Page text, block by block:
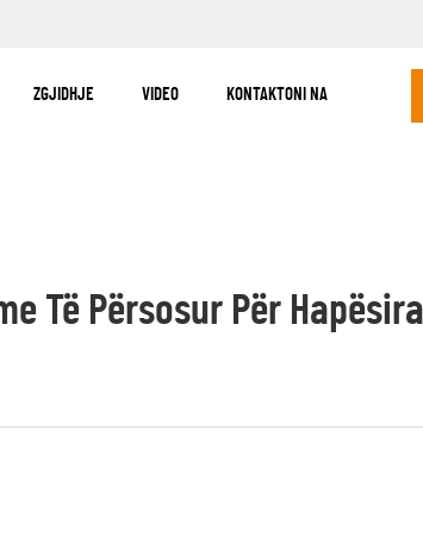
ZGJIDHJE VIDEO KONTAKTONI NA
Të Përsosur Për